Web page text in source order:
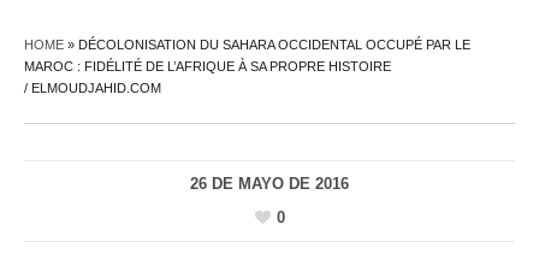
HOME » DÉCOLONISATION DU SAHARA OCCIDENTAL OCCUPÉ PAR LE
MAROC : FIDÉLITÉ DE L’AFRIQUE À SA PROPRE HISTOIRE
/ ELMOUDJAHID.COM
26 DE MAYO DE 2016
0